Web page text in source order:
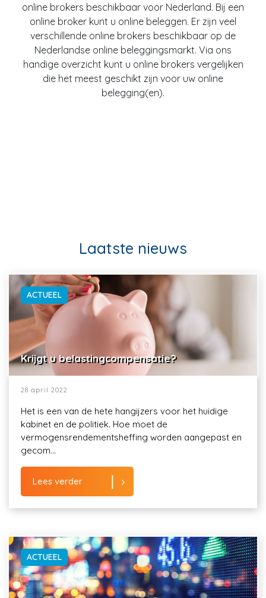
online brokers beschikbaar voor Nederland. Bij een
online broker kunt u online beleggen. Er zijn veel
verschillende online brokers beschikbaar op de
Nederlandse online beleggingsmarkt. Via ons
handige overzicht kunt u online brokers vergelijken
die het meest geschikt zijn voor uw online
belegging(en).
Laatste nieuws
ACTUEEL
Krijgt u belastingcompensatie?
28 april 2022
Het is een van de hete hangijzers voor het huidige
kabinet en de politiek. Hoe moet de
vermogensrendementsheffing worden aangepast en
gecom...
Lees verder
ACTUEEL